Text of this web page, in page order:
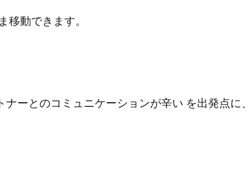
移動できます。
ーとのコミュニケーションが辛い を出発点